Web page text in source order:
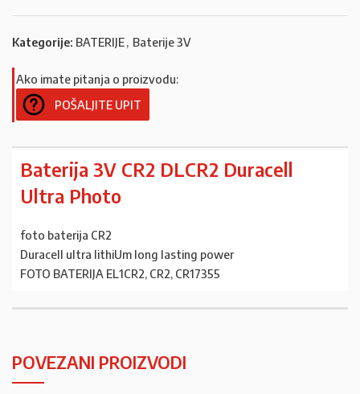
Kategorije: BATERIJE, Baterije 3V
Ako imate pitanja o proizvodu:
POŠALJITE UPIT
Baterija 3V CR2 DLCR2 Duracell
Ultra Photo
foto baterija CR2
Duracell ultra lithiUm long lasting power
FOTO BATERIJA EL1CR2, CR2, CR17355
POVEZANI PROIZVODI